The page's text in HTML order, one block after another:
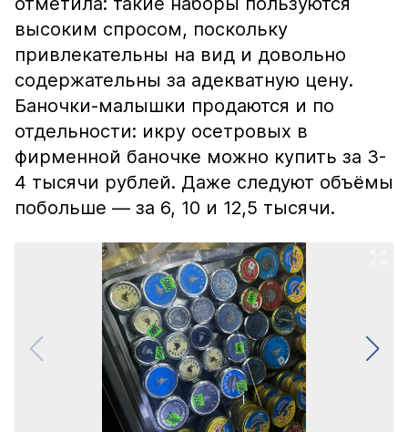
высоким спросом, поскольку
привлекательны на вид и довольно
содержательны за адекватную цену.
Баночки-малышки продаются и по
отдельности: икру осетровых в
фирменной баночке можно купить за 3-
4 тысячи рублей. Даже следуют объёмы
побольше — за 6, 10 и 12,5 тысячи.